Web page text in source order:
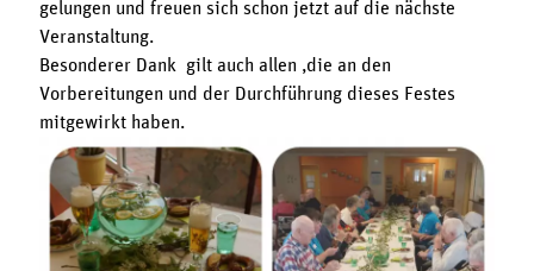
gelungen und freuen sich schon jetzt auf die nächste
Veranstaltung.
Besonderer Dank gilt auch allen ,die an den
Vorbereitungen und der Durchführung dieses Festes
mitgewirkt haben.